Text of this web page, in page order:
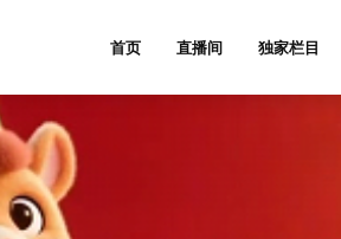
首页 直播间 独家栏目